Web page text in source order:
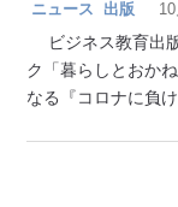
ニュース
出版
ビジネス教育出
ク「暮らしとおか
なる『コロナに負け